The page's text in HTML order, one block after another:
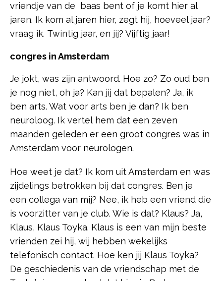
vriendje van de baas bent of je komt hier al
jaren. Ik kom al jaren hier, zegt hij, hoeveel jaar?
vraag ik. Twintig jaar, en jij? Vijftig jaar!
congres in Amsterdam
Je jokt, was zijn antwoord. Hoe zo? Zo oud ben
je nog niet, oh ja? Kan jij dat bepalen? Ja, ik
ben arts. Wat voor arts ben je dan? Ik ben
neuroloog. Ik vertel hem dat een zeven
maanden geleden er een groot congres was in
Amsterdam voor neurologen.
Hoe weet je dat? Ik kom uit Amsterdam en was
zijdelings betrokken bij dat congres. Ben je
een collega van mij? Nee, ik heb een vriend die
is voorzitter van je club. Wie is dat? Klaus? Ja,
Klaus, Klaus Toyka. Klaus is een van mijn beste
vrienden zei hij, wij hebben wekelijks
telefonisch contact. Hoe ken jij Klaus Toyka?
De geschiedenis van de vriendschap met de